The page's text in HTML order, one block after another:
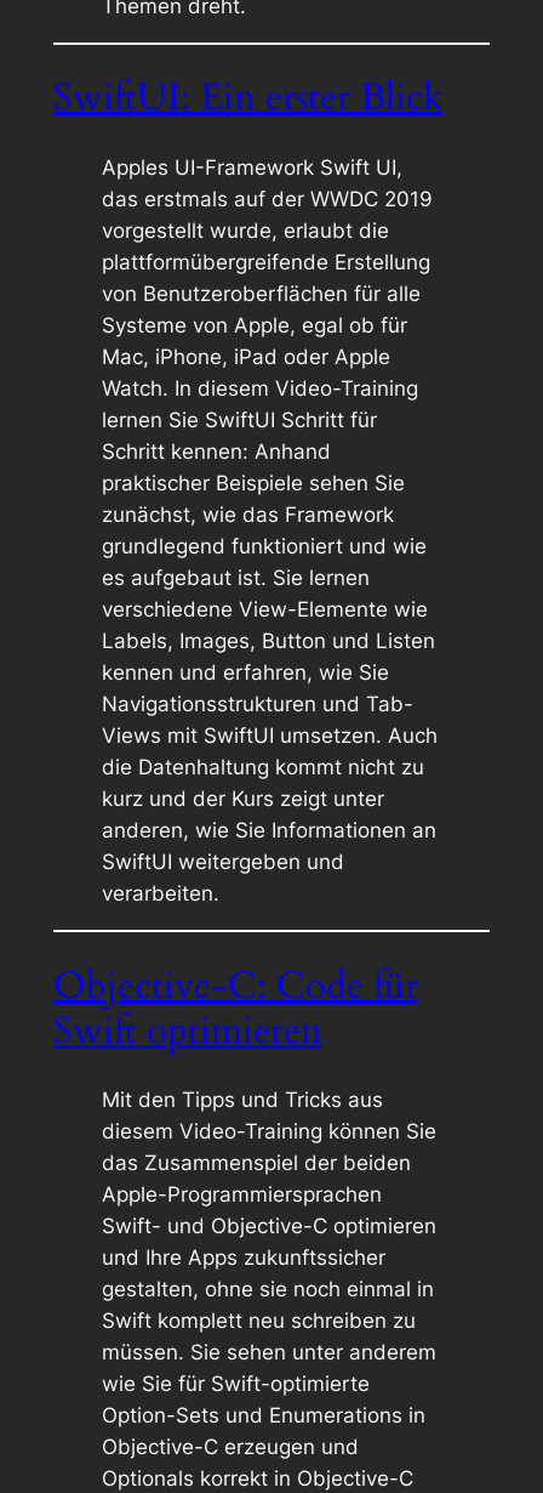
Themen dreht.
SwiftUI: Ein erster Blick
Apples UI-Framework Swift UI,
das erstmals auf der WWDC 2019
vorgestellt wurde, erlaubt die
plattformübergreifende Erstellung
von Benutzeroberflächen für alle
Systeme von Apple, egal ob für
Mac, iPhone, iPad oder Apple
Watch. In diesem Video-Training
lernen Sie SwiftUI Schritt für
Schritt kennen: Anhand
praktischer Beispiele sehen Sie
zunächst, wie das Framework
grundlegend funktioniert und wie
es aufgebaut ist. Sie lernen
verschiedene View-Elemente wie
Labels, Images, Button und Listen
kennen und erfahren, wie Sie
Navigationsstrukturen und Tab-
Views mit SwiftUI umsetzen. Auch
die Datenhaltung kommt nicht zu
kurz und der Kurs zeigt unter
anderen, wie Sie Informationen an
SwiftUI weitergeben und
verarbeiten.
Objective-C: Code für
Swift optimieren
Mit den Tipps und Tricks aus
diesem Video-Training können Sie
das Zusammenspiel der beiden
Apple-Programmiersprachen
Swift- und Objective-C optimieren
und Ihre Apps zukunftssicher
gestalten, ohne sie noch einmal in
Swift komplett neu schreiben zu
müssen. Sie sehen unter anderem
wie Sie für Swift-optimierte
Option-Sets und Enumerations in
Objective-C erzeugen und
Optionals korrekt in Objective-C